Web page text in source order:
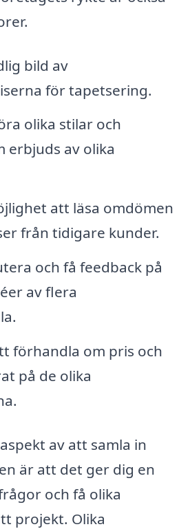
bild av
för tapetsering.
olika stilar och
erbjuds av olika
att läsa omdömen
från tidigare kunder.
och få feedback på
av flera
förhandla om pris och
på de olika
av att samla in
är att det ger dig en
och få olika
projekt. Olika